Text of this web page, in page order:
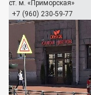
ст. м. «Приморская»
+7 (960) 230-59-77